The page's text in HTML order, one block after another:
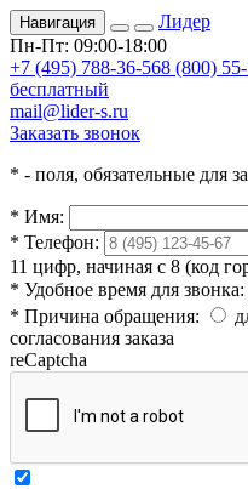
Навигация
Лидер
Пн-Пт: 09:00-18:00
+7 (495) 788-36-568 (800)
бесплатный
mail@lider-s.ru
Заказать звонок
* - поля, обязательные для
* Имя:
* Телефон:
11 цифр, начиная с 8 (код
* Удобное время для звонка:
* Причина обращения:
согласования заказа
reCaptcha